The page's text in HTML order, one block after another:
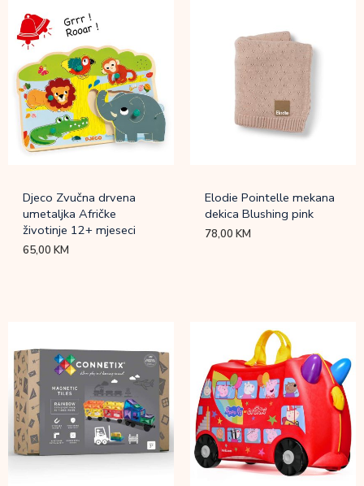
Djeco Zvučna drvena
umetaljka Afričke
životinje 12+ mjeseci
65,00KM
Elodie Pointelle mekana
dekica Blushing pink
78,00KM